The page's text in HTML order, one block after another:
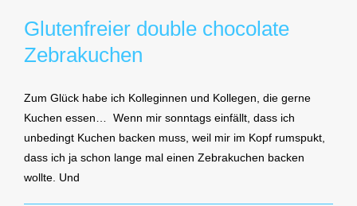
Glutenfreier double chocolate
Zebrakuchen
Zum Glück habe ich Kolleginnen und Kollegen, die gerne
Kuchen essen… Wenn mir sonntags einfällt, dass ich
unbedingt Kuchen backen muss, weil mir im Kopf rumspukt,
dass ich ja schon lange mal einen Zebrakuchen backen
wollte. Und